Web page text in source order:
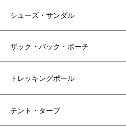
シューズ・サンダル
ザック・バック・ポーチ
トレッキングポール
テント・タープ